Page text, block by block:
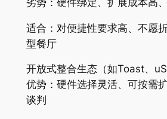
适合：对便捷性要求高、不愿
型餐厅
开放式整合生态（如Toast、
优势：硬件选择灵活、可按需
谈判